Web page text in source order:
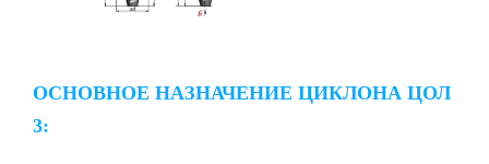
ОСНОВНОЕ НАЗНАЧЕНИЕ ЦИКЛОНА ЦОЛ
3: